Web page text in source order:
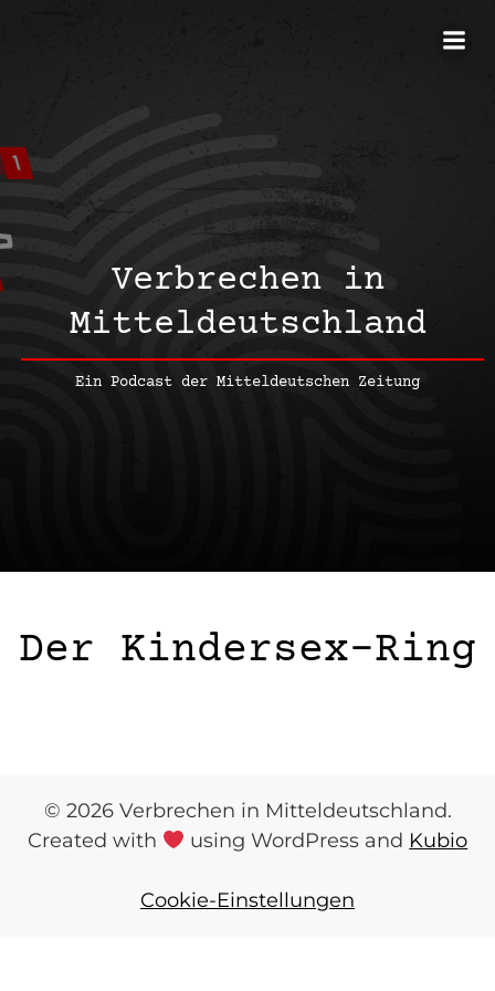
Verbrechen in
Mitteldeutschland
Ein Podcast der Mitteldeutschen Zeitung
Der Kindersex-Ring
© 2026 Verbrechen in Mitteldeutschland.
Created with
using WordPress and Kubio
Cookie-Einstellungen